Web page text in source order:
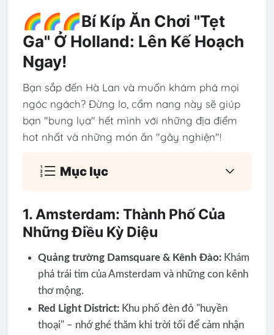
🌈🌈🌈Bí Kíp Ăn Chơi "Tẹt
Ga" Ở Holland: Lên Kế Hoạch
Ngay!
Bạn sắp đến Hà Lan và muốn khám phá mọi
ngóc ngách? Đừng lo, cẩm nang này sẽ giúp
bạn "bung lụa" hết mình với những địa điểm
hot nhất và những món ăn "gây nghiện"!
Mục lục
1. Amsterdam: Thành Phố Của
Những Điều Kỳ Diệu
Quảng trường Damsquare & Kênh Đào:Khám
phá trái tim của Amsterdam và những con kênh
thơ mộng.
Red Light District:Khu phố đèn đỏ "huyền
thoại" – nhớ ghé thăm khi trời tối để cảm nhận